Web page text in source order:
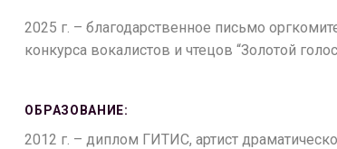
2025 г. – благодарственное письмо
конкурса вокалистов и чтецов “Золотой
ОБРАЗОВАНИЕ:
2012 г. – диплом ГИТИС, артист